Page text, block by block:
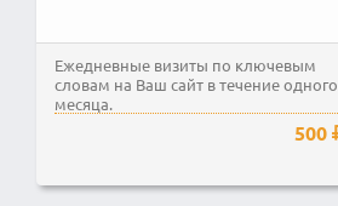
Ежедневные визиты по ключевым
словам на Ваш сайт в течение одного
месяца.
500